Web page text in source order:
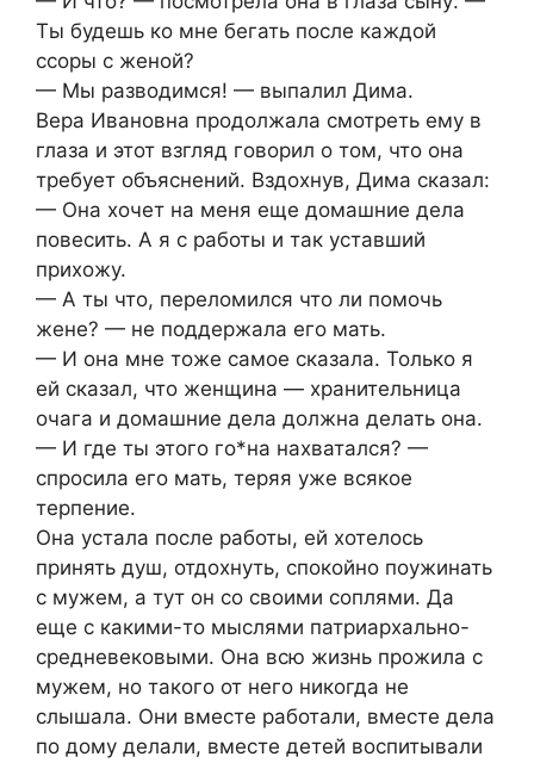
Ты будешь ко мне бегать после каждой
ссоры с женой?
— Мы разводимся! — выпалил Дима.
Вера Ивановна продолжала смотреть ему в
глаза и этот взгляд говорил о том, что она
требует объяснений. Вздохнув, Дима сказал:
— Она хочет на меня еще домашние дела
повесить. А я с работы и так уставший
прихожу.
— А ты что, переломился что ли помочь
жене? — не поддержала его мать.
— И она мне тоже самое сказала. Только я
ей сказал, что женщина — хранительница
очага и домашние дела должна делать она.
— И где ты этого го*на нахватался? —
спросила его мать, теряя уже всякое
терпение.
Она устала после работы, ей хотелось
принять душ, отдохнуть, спокойно поужинать
с мужем, а тут он со своими соплями. Да
еще с какими-то мыслями патриархально-
средневековыми. Она всю жизнь прожила с
мужем, но такого от него никогда не
слышала. Они вместе работали, вместе дела
по дому делали, вместе детей воспитывали